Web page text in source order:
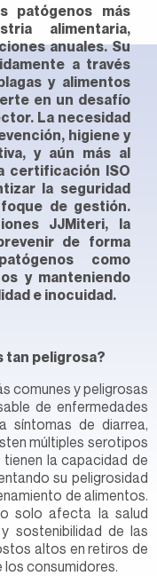
patógenos más
alimentaria,
anuales. Su
a través
y alimentos
en un desafío
La necesidad
higiene y
y aún más al
certificación ISO
la seguridad
de gestión.
JJMiteri, la
de forma
como
y manteniendo
e inocuidad.
tan peligrosa?
comunes y peligrosas
de enfermedades
síntomas de diarrea,
múltiples serotipos
la capacidad de
su peligrosidad
de alimentos.
solo afecta la salud
sostenibilidad de las
altos en retiros de
consumidores.